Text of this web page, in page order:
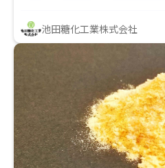
池田糖化工業株式会社